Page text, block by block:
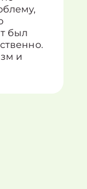
был
и